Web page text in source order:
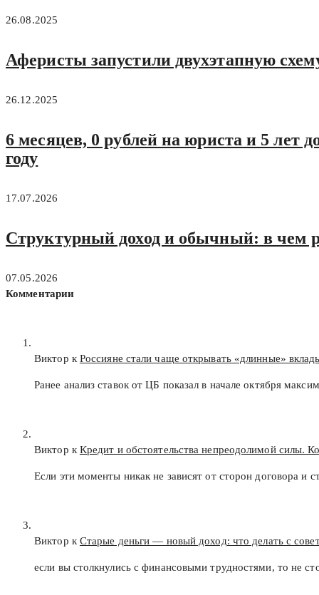
26.08.2025
Аферисты запустили двухэтапную
26.12.2025
6 месяцев, 0 рублей на юриста и 5 лет
году
17.07.2026
Структурный доход и обычный: в чем
07.05.2026
Комментарии
Виктор к Россияне стали чаще открывать «длинные»
Ранее анализ ставок от ЦБ показал в начале октября
Виктор к Кредит и обстоятельства непреодолимой силы.
Если эти моменты никак не зависят от сторон договора и
Виктор к Старые деньги — новый доход: что делать с
если вы столкнулись с финансовыми трудностями, то не